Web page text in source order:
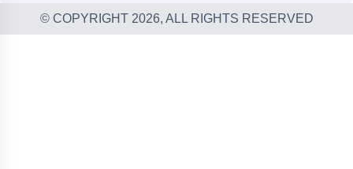
© COPYRIGHT 2026, ALL RIGHTS RESERVED